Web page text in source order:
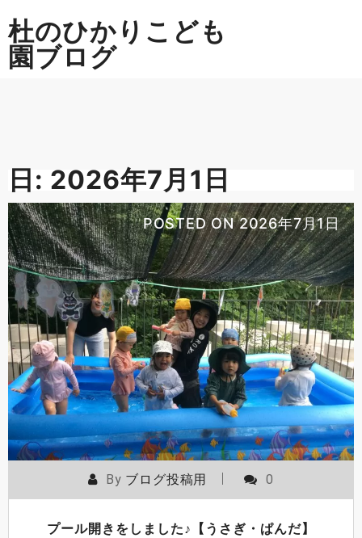
to
content
杜のひかりこども
園ブログ
日: 2026年7月1日
POSTED ON2026年7月1日
By ブログ投稿用 0
プール開きをしました♪【うさぎ・ぱんだ】